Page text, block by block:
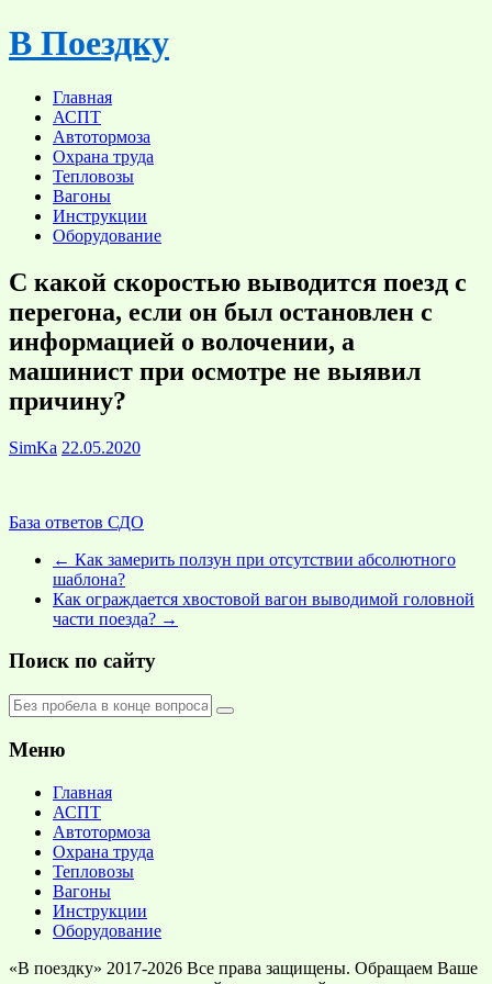
Skip
to
В Поездку
Главная
АСПТ
Автотормоза
Охрана труда
Тепловозы
Вагоны
Инструкции
Оборудование
С какой скоростью выводится поезд с
перегона, если он был остановлен с
информацией о волочении, а
машинист при осмотре не выявил
причину?
SimKa 22.05.2020
База ответов СДО
← Как замерить ползун при отсутствии абсолютного
шаблона?
Как ограждается хвостовой вагон выводимой головной
части поезда? →
Поиск по сайту
Меню
Главная
АСПТ
Автотормоза
Охрана труда
Тепловозы
Вагоны
Инструкции
Оборудование
«В поездку» 2017-2026 Все права защищены. Обращаем Ваше